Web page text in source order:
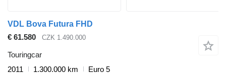
VDL Bova Futura FHD
€ 61.580
CZK 1.490.000
Touringcar
2011
1.300.000 km
Euro 5